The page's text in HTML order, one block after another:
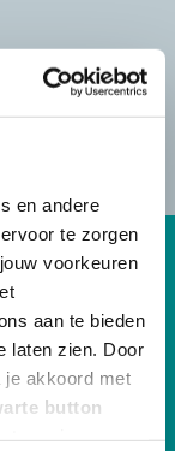
en andere
te zorgen
voorkeuren
aan te bieden
laten zien. Door
je akkoord met
button